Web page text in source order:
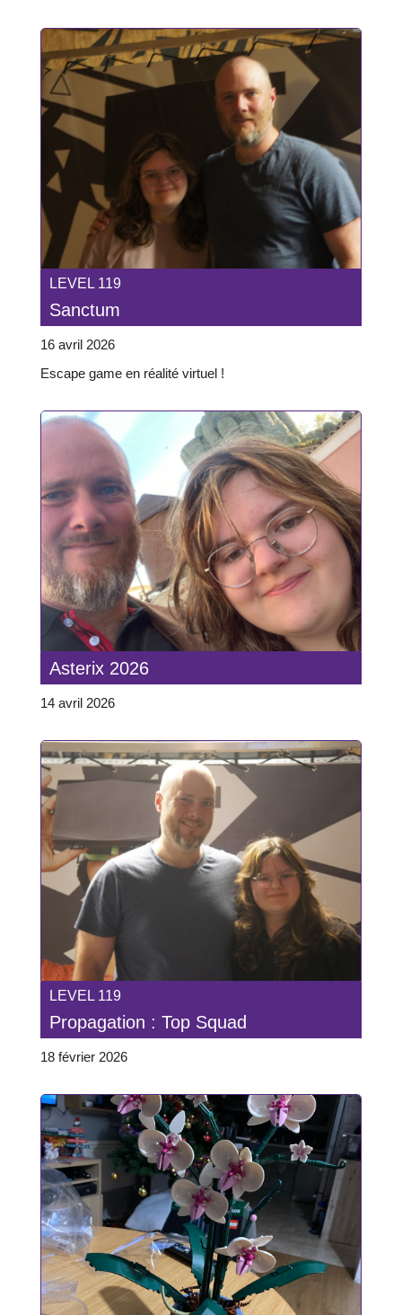
LEVEL 119
Sanctum
16 avril 2026
Escape game en réalité virtuel !
Asterix 2026
14 avril 2026
LEVEL 119
Propagation : Top Squad
18 février 2026